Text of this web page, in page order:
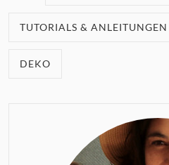
TUTORIALS & ANLEITUNGEN
DEKO